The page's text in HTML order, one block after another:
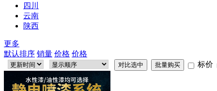
四川
云南
陕西
更多
默认排序 销量 价格 价格
标价